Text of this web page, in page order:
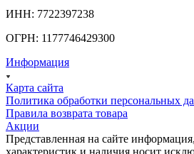
ИНН: 7722397238
ОГРН: 1177746429300
Информация
Карта сайта
Политика обработки персональных
Правила возврата товара
Акции
Представленная на сайте